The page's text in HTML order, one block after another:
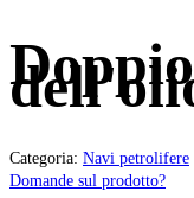
Categoria: Navi petrolifere
Domande sul prodotto?